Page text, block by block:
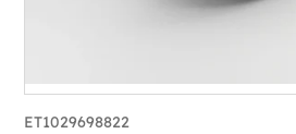
ET1029698822